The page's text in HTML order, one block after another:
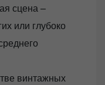
сцена –
или глубоко
винтажных